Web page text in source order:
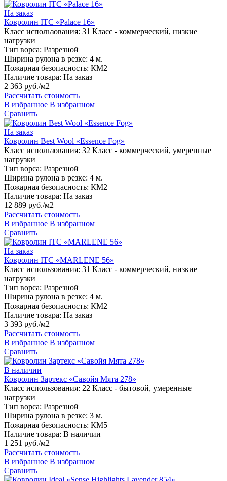
На заказ
Ковролин ITC «Palace 16»
Класс использования: 31 Класс - коммерческий, низкие
нагрузки
Тип ворса: Разрезной
Ширина рулона в резке: 4 м.
Пожарная безопасность: КМ2
Наличие товара: На заказ
2 363 руб./м2
Рассчитать стоимость
В избранное В избранном
Сравнить
На заказ
Ковролин Best Wool «Essence Fog»
Класс использования: 32 Класс - коммерческий, умеренные
нагрузки
Тип ворса: Разрезной
Ширина рулона в резке: 4 м.
Пожарная безопасность: КМ2
Наличие товара: На заказ
12 889 руб./м2
Рассчитать стоимость
В избранное В избранном
Сравнить
На заказ
Ковролин ITC «MARLENE 56»
Класс использования: 31 Класс - коммерческий, низкие
нагрузки
Тип ворса: Разрезной
Ширина рулона в резке: 4 м.
Пожарная безопасность: КМ2
Наличие товара: На заказ
3 393 руб./м2
Рассчитать стоимость
В избранное В избранном
Сравнить
В наличии
Ковролин Зартекс «Савойя Мята 278»
Класс использования: 22 Класс - бытовой, умеренные
нагрузки
Тип ворса: Разрезной
Ширина рулона в резке: 3 м.
Пожарная безопасность: КМ5
Наличие товара: В наличии
1 251 руб./м2
Рассчитать стоимость
В избранное В избранном
Сравнить